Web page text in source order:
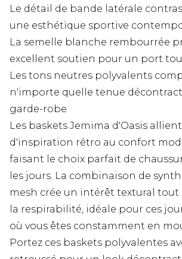
Le détail de bande latérale
une esthétique sportive
La semelle blanche rembourrée
excellent soutien pour un port
Les tons neutres polyvalents
n'importe quelle tenue
garde-robe
Les baskets Jemima d'Oasis
d'inspiration rétro au confort
faisant le choix parfait de
les jours. La combinaison de
mesh crée un intérêt textural
la respirabilité, idéale pour ces
où vous êtes constamment en
Portez ces baskets polyvalentes